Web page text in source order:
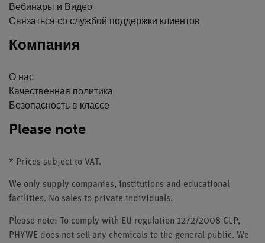
Вебинары и Видео
Связаться со службой поддержки клиентов
Компания
О нас
Качественная политика
Безопасность в классе
Please note
* Prices subject to VAT.
We only supply companies, institutions and educational
facilities. No sales to private individuals.
Please note: To comply with EU regulation 1272/2008 CLP,
PHYWE does not sell any chemicals to the general public. We